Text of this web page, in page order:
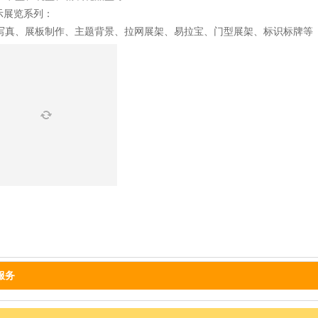
展览系列：
真、展板制作、主题背景、拉网展架、易拉宝、门型展架、标识标牌等
务